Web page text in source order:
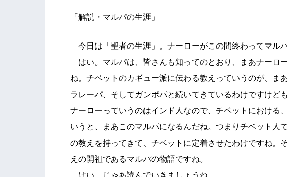
「解説・マルパの生涯」
今日は「聖者の生涯」。ナーローがこの間終わってマル
はい。マルパは、皆さんも知ってのとおり、まあナーロ
ね。チベットのカギュー派に伝わる教えっていうのが、ま
ラレーパ、そしてガンポパと続いてきているわけですけど
ナーローっていうのはインド人なので、チベットにおける
いうと、まあこのマルパになるんだね。つまりチベット人
の教えを持ってきて、チベットに定着させたわけですね。
えの開祖であるマルパの物語ですね。
はい。じゃあ読んでいきましょうね。